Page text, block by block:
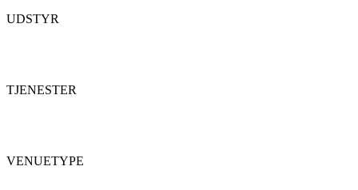
UDSTYR
TJENESTER
VENUETYPE